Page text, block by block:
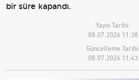
bir süre kapandı.
Yayın Tarihi:
08.07.2026 11:38
Güncelleme Tarihi:
08.07.2026 11:43